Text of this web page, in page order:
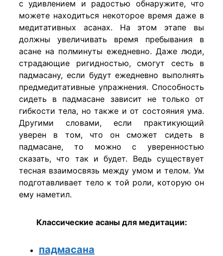
с удивлением и радостью обнаружите, что
можете находиться некоторое время даже в
медитативных асанах. На этом этапе вы
должны увеличивать время пребывания в
асане на полминуты ежедневно. Даже люди,
страдающие ригидностью, смогут сесть в
падмасану, если будут ежедневно выполнять
предмедитативные упражнения. Способность
сидеть в падмасане зависит не только от
гибкости тела, но также и от состояния ума.
Другими словами, если практикующий
уверен в том, что он сможет сидеть в
падмасане, то можно с уверенностью
сказать, что так и будет. Ведь существует
тесная взаимосвязь между умом и телом. Ум
подготавливает тело к той роли, которую он
ему наметил.
Классические асаны для медитации:
падмасана